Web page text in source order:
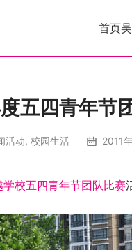
首页
五四青年节
活动, 校园生活 2011
学校五四青年节团队比赛